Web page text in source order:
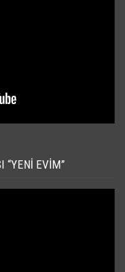
“YENI EVIM”